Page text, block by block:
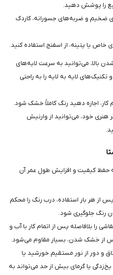
را پوشش دهید.
ضخیم و ضربه‌های جسورانه، کاردک
خاص یا پتینه، از اسفنج استفاده کنید.
بالا، می‌توانید به سرعت لایه‌های
لایه به لایه را به راحتی
اجازه دهید رنگ کاملاً خشک شود.
هنری خود، می‌توانید از وارنیش
حفظ کیفیت و افزایش طول عمر آن
پس از هر بار استفاده، درب رنگ را محکم
رنگ جلوگیری شود.
را بلافاصله پس از اتمام کار با آب و
از خشک شدن، بسیار مقاوم می‌شود.
و دور از نور مستقیم خورشید یا
یا گرمای بیش از حد می‌تواند به